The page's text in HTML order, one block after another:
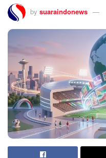
by suaraindonews